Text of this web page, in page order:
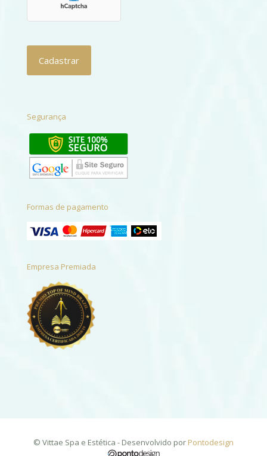
Segurança
Formas de pagamento
Empresa Premiada
© Vittae Spa e Estética - Desenvolvido por Pontodesign